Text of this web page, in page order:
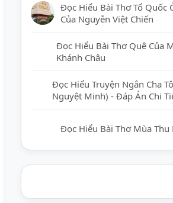
Đọc Hiểu Bài Thơ Tổ Quốc
Của Nguyễn Việt Chiến
Đọc Hiểu Bài Thơ Quê Của
Khánh Châu
Đọc Hiểu Truyện Ngắn Cha
Nguyệt Minh) - Đáp Án Chi
Đọc Hiểu Bài Thơ Mùa Thu